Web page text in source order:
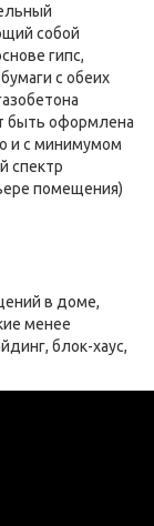
собой
гипс,
с обеих
быть оформлена
и с минимумом
спектр
помещения)
в доме,
менее
блок-хаус,